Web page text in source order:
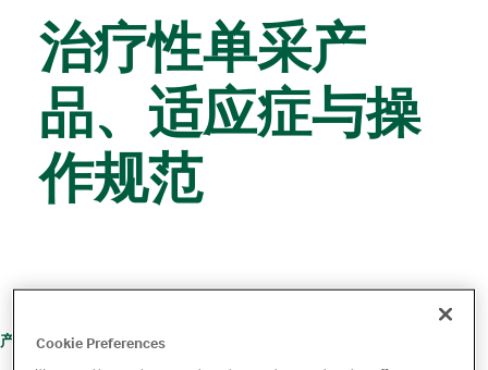
治疗性单采产
品、适应症与操
作规范
产品与服务 治疗性血液成分分离
Cookie Preferences